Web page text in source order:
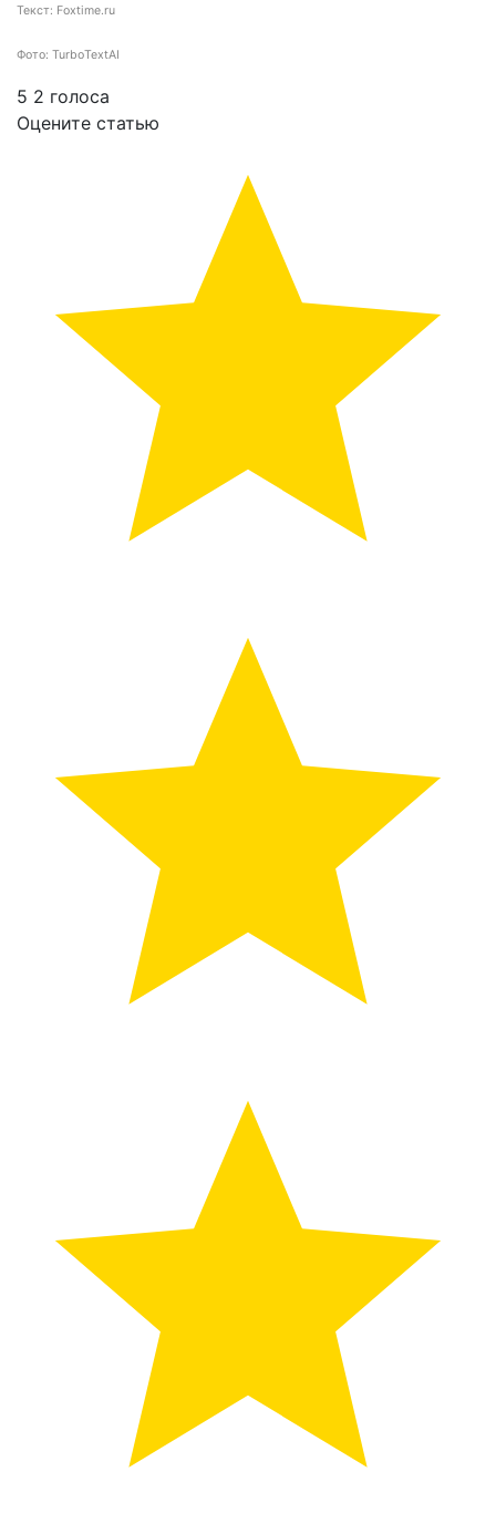
Текст: Foxtime.ru
Фото: TurboTextAI
5 2 голоса
Оцените статью